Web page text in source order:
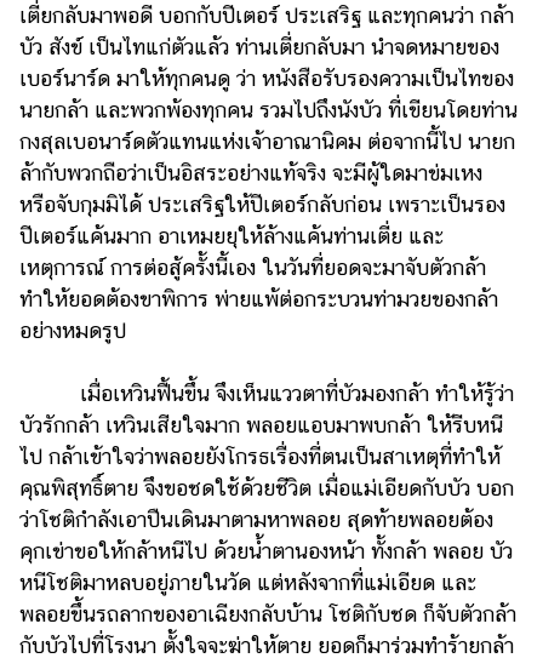
เตี่ยกลับมาพอดี บอกกับปีเตอร์ ประเสริฐ และทุกคนว่า กล้า
บัว สังข์ เป็นไทแก่ตัวแล้ว ท่านเตี่ยกลับมา นำจดหมายของ
เบอร์นาร์ด มาให้ทุกคนดู ว่า หนังสือรับรองความเป็นไทของ
นายกล้า และพวกพ้องทุกคน รวมไปถึงนังบัว ที่เขียนโดยท่าน
กงสุลเบอนาร์ดตัวแทนแห่งเจ้าอาณานิคม ต่อจากนี้ไป นายก
ล้ากับพวกถือว่าเป็นอิสระอย่างแท้จริง จะมีผู้ใดมาข่มเหง
หรือจับกุมมิได้ ประเสริฐให้ปีเตอร์กลับก่อน เพราะเป็นรอง
ปีเตอร์แค้นมาก อาเหมยยุให้ล้างแค้นท่านเตี่ย และ
เหตุการณ์ การต่อสู้ครั้งนี้เอง ในวันที่ยอดจะมาจับตัวกล้า
ทำให้ยอดต้องขาพิการ พ่ายแพ้ต่อกระบวนท่ามวยของกล้า
อย่างหมดรูป
เมื่อเหวินฟื้นขึ้น จึงเห็นแววตาที่บัวมองกล้า ทำให้รู้ว่า
บัวรักกล้า เหวินเสียใจมาก พลอยแอบมาพบกล้า ให้รีบหนี
ไป กล้าเข้าใจว่าพลอยยังโกรธเรื่องที่ตนเป็นสาเหตุที่ทำให้
คุณพิสุทธิ์ตาย จึงขอชดใช้ด้วยชีวิต เมื่อแม่เอียดกับบัว บอก
ว่าโชติกำลังเอาปืนเดินมาตามหาพลอย สุดท้ายพลอยต้อง
คุกเข่าขอให้กล้าหนีไป ด้วยน้ำตานองหน้า ทั้งกล้า พลอย บัว
หนีโชติมาหลบอยู่ภายในวัด แต่หลังจากที่แม่เอียด และ
พลอยขึ้นรถลากของอาเฉียงกลับบ้าน โชติกับชด ก็จับตัวกล้า
กับบัวไปที่โรงนา ตั้งใจจะฆ่าให้ตาย ยอดก็มาร่วมทำร้ายกล้า